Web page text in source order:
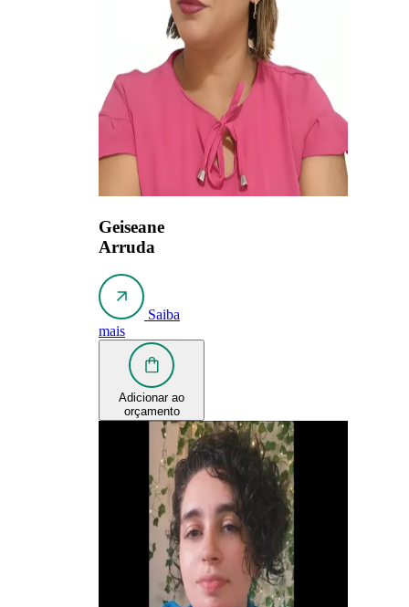
Geiseane
Arruda
Saiba
mais
Adicionar ao
orçamento